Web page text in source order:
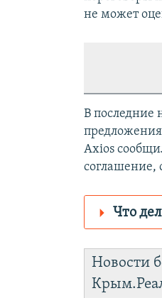
не может
В последние
Axios
соглашение,
Что
https://
Новости